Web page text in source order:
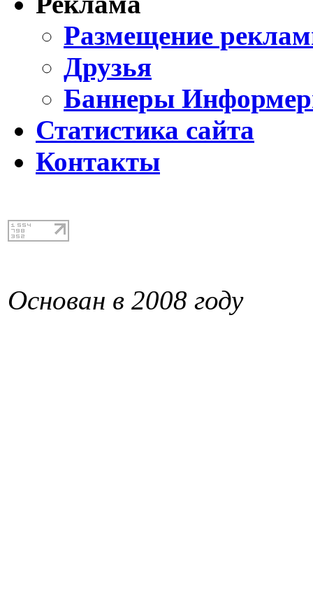
Размещение
Друзья
Баннеры
Статистика сайта
Контакты
Основан в 2008 году